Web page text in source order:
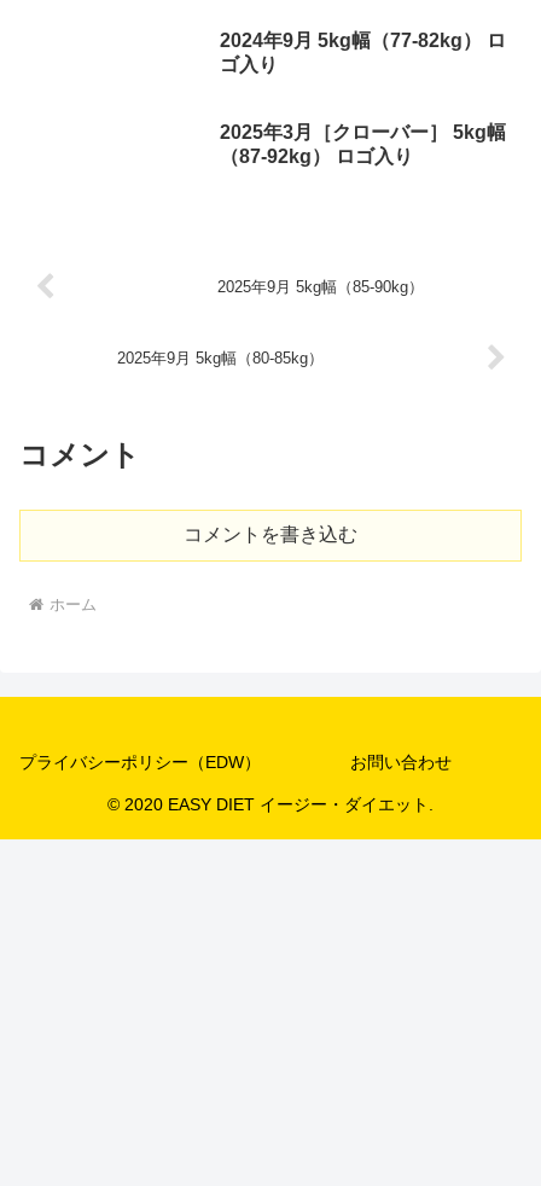
2024年9月 5kg幅（77-82kg） ロ
ゴ入り
2025年3月［クローバー］ 5kg幅
（87-92kg） ロゴ入り
2025年9月 5kg幅（85-90kg）
2025年9月 5kg幅（80-85kg）
コメント
コメントを書き込む
ホーム
プライバシーポリシー（EDW） お問い合わせ
© 2020 EASY DIET イージー・ダイエット.